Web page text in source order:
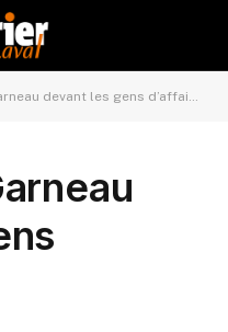
devant les gens d’affaires